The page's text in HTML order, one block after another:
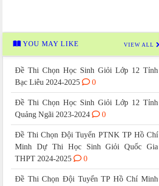
YOU MAY LIKE VIEW ALL
Đề Thi Chọn Học Sinh Giỏi Lớp 12 Tỉnh
Bạc Liêu 2024-2025
0
Đề Thi Chọn Học Sinh Giỏi Lớp 12 Tỉnh
Quảng Ngãi 2023-2024
0
Đề Thi Chọn Đội Tuyển PTNK TP Hồ Chí
Minh Dự Thi Học Sinh Giỏi Quốc Gia
THPT 2024-2025
0
Đề Thi Chọn Đội Tuyển TP Hồ Chí Minh